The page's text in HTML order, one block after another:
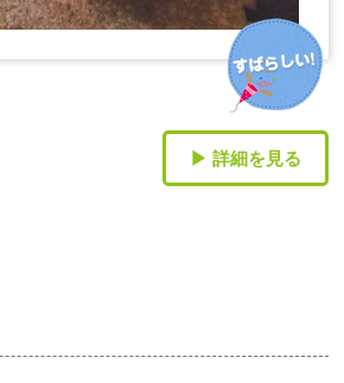
▶ 詳細を見る